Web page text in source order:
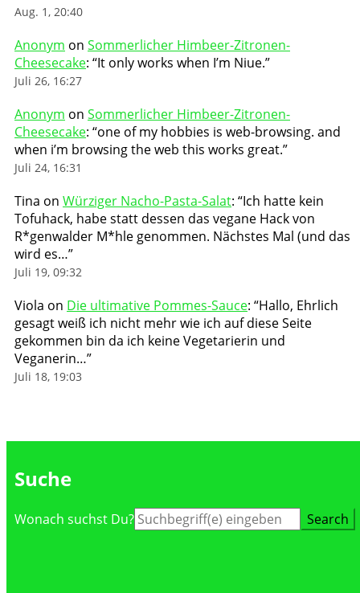
Aug. 1, 20:40
Anonym on Sommerlicher Himbeer-Zitronen-
Cheesecake: “It only works when I’m Niue.”
Juli 26, 16:27
Anonym on Sommerlicher Himbeer-Zitronen-
Cheesecake: “one of my hobbies is web-browsing. and
when i’m browsing the web this works great.”
Juli 24, 16:31
Tina on Würziger Nacho-Pasta-Salat: “Ich hatte kein
Tofuhack, habe statt dessen das vegane Hack von
R*genwalder M*hle genommen. Nächstes Mal (und das
wird es…”
Juli 19, 09:32
Viola on Die ultimative Pommes-Sauce: “Hallo, Ehrlich
gesagt weiß ich nicht mehr wie ich auf diese Seite
gekommen bin da ich keine Vegetarierin und
Veganerin…”
Juli 18, 19:03
Suche
Suche
Wonach suchst Du?